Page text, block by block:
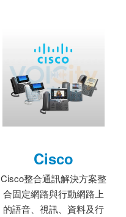
Cisco
Cisco整合通訊解決方案整
合固定網路與行動網路上
的語音、視訊、資料及行